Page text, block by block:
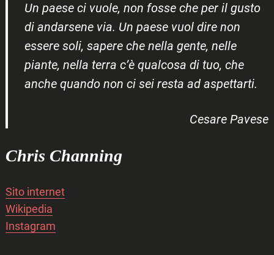
Un paese ci vuole, non fosse che per il gusto
di andarsene via. Un paese vuol dire non
essere soli, sapere che nella gente, nelle
piante, nella terra c’è qualcosa di tuo, che
anche quando non ci sei resta ad aspettarti.
Cesare Pavese
Chris Channing
Sito internet
Wikipedia
Instagram